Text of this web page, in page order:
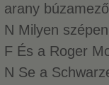
arany
N Milyen
F És a Roger
N Se a